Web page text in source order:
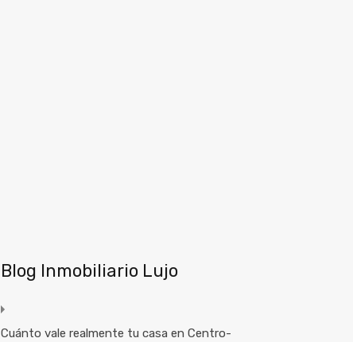
Blog Inmobiliario Lujo
Cuánto vale realmente tu casa en Centro-